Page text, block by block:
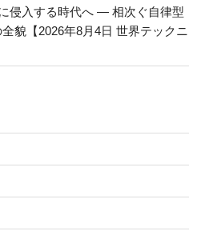
侵入する時代へ — 相次ぐ自律型
貌【2026年8月4日 世界テックニ